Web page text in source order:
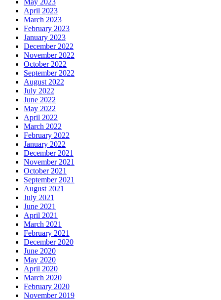
April 2023
March 2023
February 2023
January 2023
December 2022
November 2022
October 2022
September 2022
August 2022
July 2022
June 2022
May 2022
April 2022
March 2022
February 2022
January 2022
December 2021
November 2021
October 2021
September 2021
August 2021
July 2021
June 2021
April 2021
March 2021
February 2021
December 2020
June 2020
May 2020
April 2020
March 2020
February 2020
November 2019